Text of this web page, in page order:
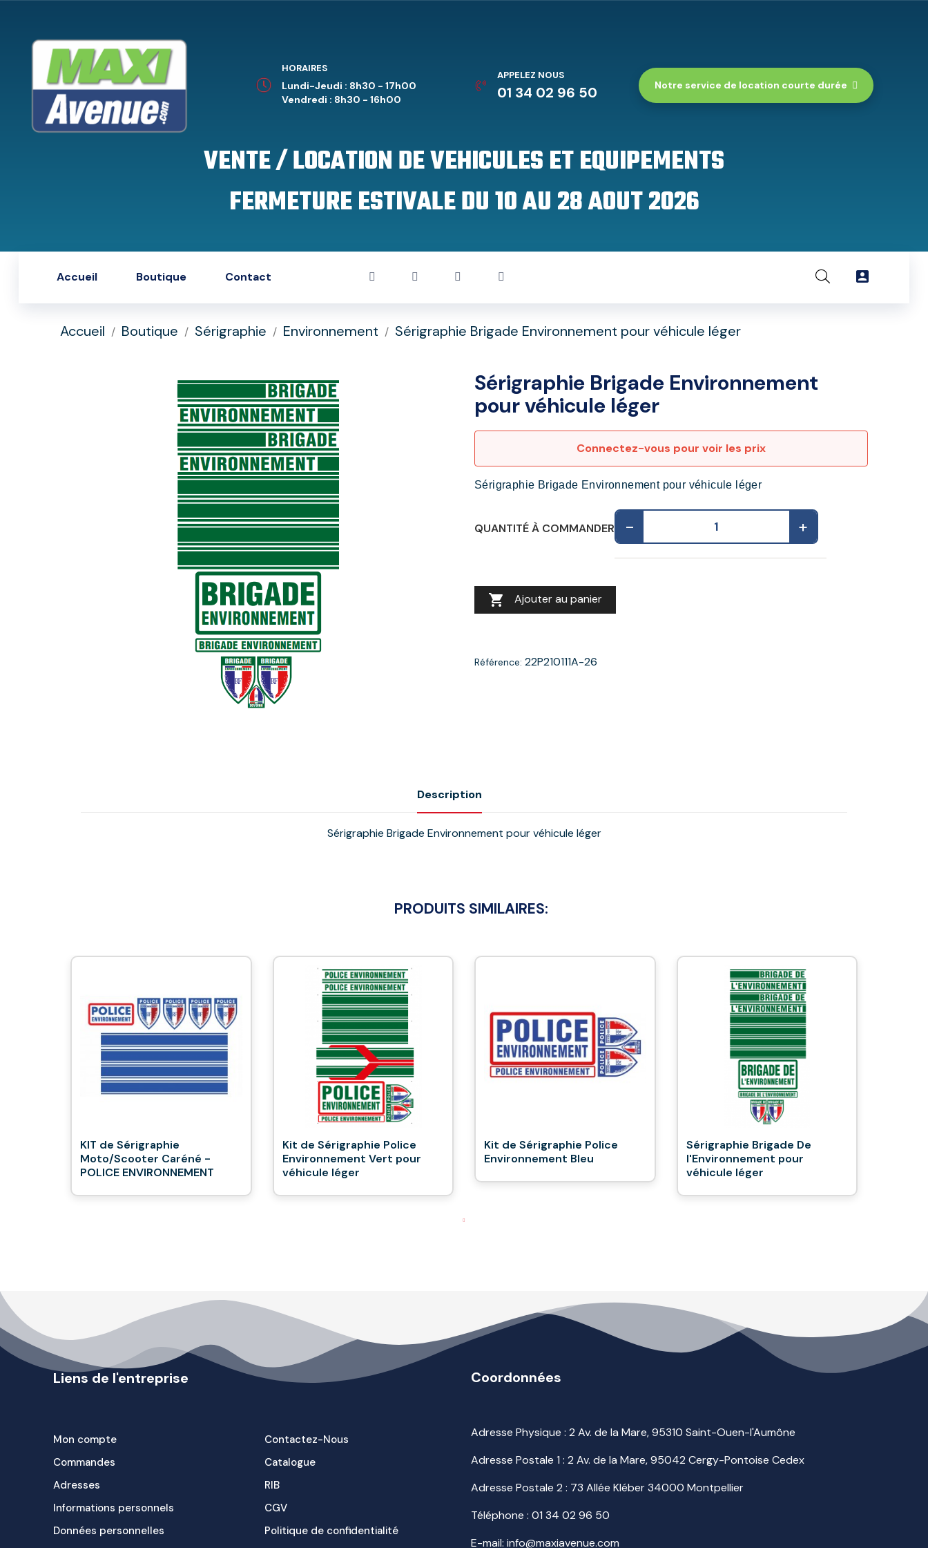
HORAIRES
Lundi-Jeudi : 8h30 - 17h00
Vendredi : 8h30 - 16h00
APPELEZ NOUS
01 34 02 96 50 Notre service de location courte durée
VENTE / LOCATION DE VEHICULES ET EQUIPEMENTS
FERMETURE ESTIVALE DU 10 AU 28 AOUT 2026
Accueil Boutique Contact 
Accueil Boutique Sérigraphie Environnement Sérigraphie Brigade Environnement pour véhicule léger
Sérigraphie Brigade Environnement
pour véhicule léger
Connectez-vous pour voir les prix
Sérigraphie Brigade Environnement pour véhicule léger
QUANTITÉ À COMMANDER - +
 Ajouter au panier
Référence: 22P210111A-26
Description
Sérigraphie Brigade Environnement pour véhicule léger
PRODUITS SIMILAIRES:
KIT de Sérigraphie
Moto/Scooter Caréné -
POLICE ENVIRONNEMENT
Kit de Sérigraphie Police
Environnement Vert pour
véhicule léger
Kit de Sérigraphie Police
Environnement Bleu
Sérigraphie Brigade De
l'Environnement pour
véhicule léger
Liens de l'entreprise
Mon compte
Commandes
Adresses
Informations personnels
Données personnelles
Contactez-Nous
Catalogue
RIB
CGV
Politique de confidentialité
Coordonnées
Adresse Physique : 2 Av. de la Mare, 95310 Saint-Ouen-l'Aumône
Adresse Postale 1 : 2 Av. de la Mare, 95042 Cergy-Pontoise Cedex
Adresse Postale 2 : 73 Allée Kléber 34000 Montpellier
Téléphone : 01 34 02 96 50
E-mail: info@maxiavenue.com